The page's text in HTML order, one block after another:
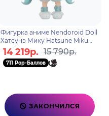
Фигурка аниме Nendoroid Doll
Хатсунэ Мику Hatsune Miku
Loungewear Outfit Ver 14см
00272
14 219р. 15 790р.
711 Pop-Баллов
ЗАКОНЧИЛСЯ